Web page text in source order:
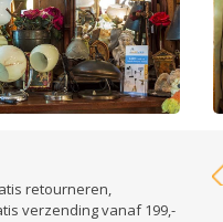
retourneren,
verzending vanaf 199,-